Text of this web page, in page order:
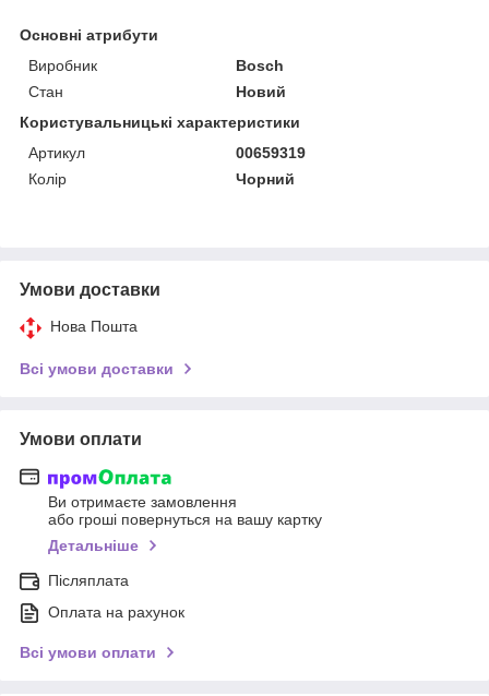
Основні атрибути
Виробник
Bosch
Стан
Новий
Користувальницькі характеристики
Артикул
00659319
Колір
Чорний
Умови доставки
Нова Пошта
Всі умови доставки
Умови оплати
Ви отримаєте замовлення
або гроші повернуться на вашу картку
Детальніше
Післяплата
Оплата на рахунок
Всі умови оплати